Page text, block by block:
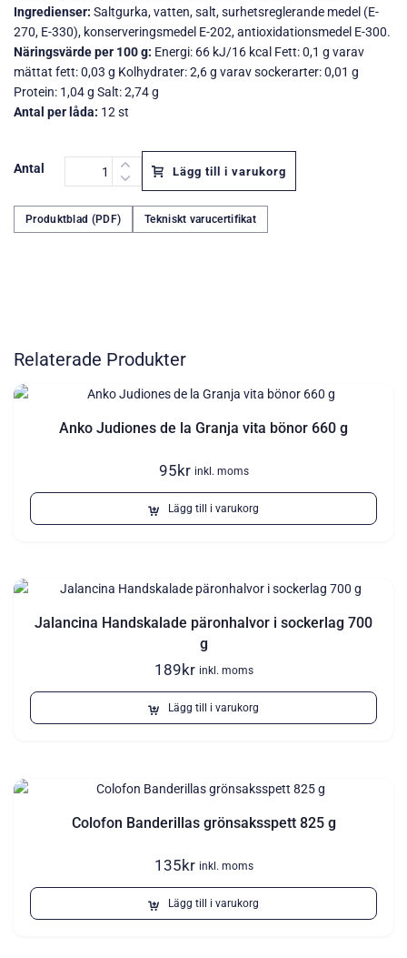
Ingredienser: Saltgurka, vatten, salt, surhetsreglerande medel (E-
270, E-330), konserveringsmedel E-202, antioxidationsmedel E-300.
Näringsvärde per 100 g: Energi: 66 kJ/16 kcal Fett: 0,1 g varav
mättat fett: 0,03 g Kolhydrater: 2,6 g varav sockerarter: 0,01 g
Protein: 1,04 g Salt: 2,74 g
Antal per låda: 12 st
Antal Lägg till i varukorg
Produktblad (PDF) Tekniskt varucertifikat
Relaterade Produkter
Anko Judiones de la Granja vita bönor 660 g
95kr inkl. moms
Lägg till i varukorg
Jalancina Handskalade päronhalvor i sockerlag 700
g
189kr inkl. moms
Lägg till i varukorg
Colofon Banderillas grönsaksspett 825 g
135kr inkl. moms
Lägg till i varukorg